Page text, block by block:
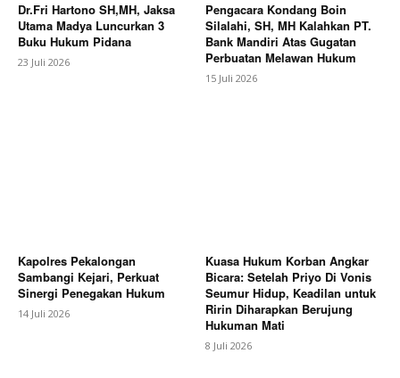
Dr.Fri Hartono SH,MH, Jaksa
Utama Madya Luncurkan 3
Buku Hukum Pidana
23 Juli 2026
Pengacara Kondang Boin
Silalahi, SH, MH Kalahkan PT.
Bank Mandiri Atas Gugatan
Perbuatan Melawan Hukum
15 Juli 2026
Kapolres Pekalongan
Sambangi Kejari, Perkuat
Sinergi Penegakan Hukum
14 Juli 2026
Kuasa Hukum Korban Angkar
Bicara: Setelah Priyo Di Vonis
Seumur Hidup, Keadilan untuk
Ririn Diharapkan Berujung
Hukuman Mati
8 Juli 2026